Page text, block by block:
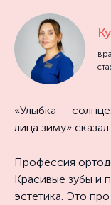
«Улыбка —
лица зиму»
Профессия
Красивые зубы и
эстетика. Это